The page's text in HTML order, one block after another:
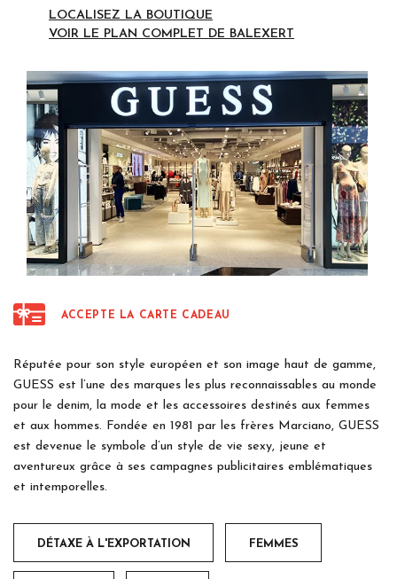
LOCALISEZ LA BOUTIQUE
VOIR LE PLAN COMPLET DE BALEXERT
ACCEPTE LA CARTE CADEAU
Réputée pour son style européen et son image haut de gamme,
GUESS est l’une des marques les plus reconnaissables au monde
pour le denim, la mode et les accessoires destinés aux femmes
et aux hommes. Fondée en 1981 par les frères Marciano, GUESS
est devenue le symbole d’un style de vie sexy, jeune et
aventureux grâce à ses campagnes publicitaires emblématiques
et intemporelles.
DÉTAXE À L'EXPORTATION FEMMES